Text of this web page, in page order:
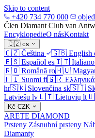
Skip to content
+420 734 770 000
Člen Diamant Club van
EncyklopedieO násKontakt
🇨🇿 cs
🇨🇿 Čeština 🇬🇧 English
🇪🇸 Español es🇮🇹 Italiano
🇷🇴 Română ro🇭🇺
🇫🇮 Suomi fi🇬🇷 Ελληνικά
hr🇸🇰 Slovenčina sk🇸🇮
Latviešu lv🇱🇹 Lietuvių lt
Kč CZK
ARETE DIAMOND
Prsteny Zásnubní prsteny
Diamanty